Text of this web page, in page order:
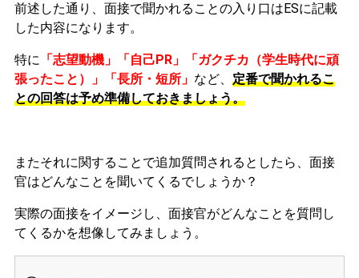
前述した通り、面接で聞かれることの入り口はESに記載
した内容になります。
特に 「志望動機」「自己PR」「ガクチカ（学生時代に頑
張ったこと）」「長所・短所」 など、 定番で聞かれるこ
との回答は予め準備しておきましょう。
またそれに関することで追加質問されるとしたら、面接
官はどんなことを聞いてくるでしょうか？
実際の面接をイメージし、面接官がどんなことを質問し
てくるかを想像してみましょう。